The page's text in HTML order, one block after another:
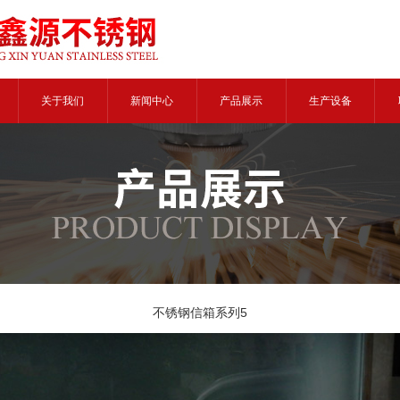
关于我们 新闻中心 产品展示 生产设备
不锈钢信箱系列5